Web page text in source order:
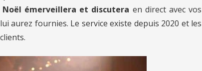
Noël émerveillera et discutera en direct avec vos
aurez fournies. Le service existe depuis 2020 et les
clients.